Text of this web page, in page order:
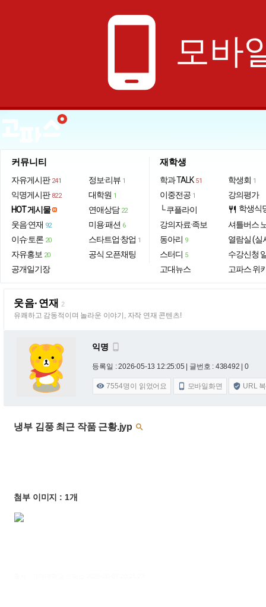
phone_android 모바
커뮤니티
자유게시판 241
익명게시판 822
HOT 게시물
웃음·연재 92
이슈·토론 20
자유홍보 20
공개일기장
정보·리뷰 1
대학원 1
연애상담 22
미용·패션 6
스타트업·창업 1
공식 오픈채팅
재학생
학과 TALK 51
이중전공 1
└ 쿠플라이
강의자료·족보
동아리 9
스터디 5
고대뉴스
학생회 1
강의평가
restaurant 학생식
셔틀버스
열람실 (실
수강신청
고파스 위
웃음·연재 2
유쾌하고 감동적이며 놀라운 이야기, 자작 연재 콘텐츠!
익명 
등록일 : 2026-05-13 12:25:05 | 글번호 : 438492 | 0
 7554명이 읽었어요  모바일화면  URL
냉부 김풍 최근 작품 근황.jyp 
첨부 이미지 : 1개